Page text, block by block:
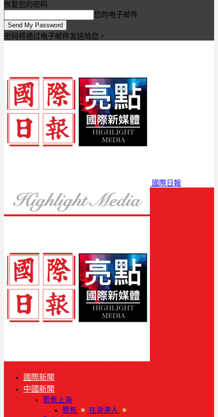
恢复您的密码
您的电子邮件
密码将通过电子邮件发送给您。
國際日報
國際新聞
中國新聞
聚焦上海
聚焦
在滬港人